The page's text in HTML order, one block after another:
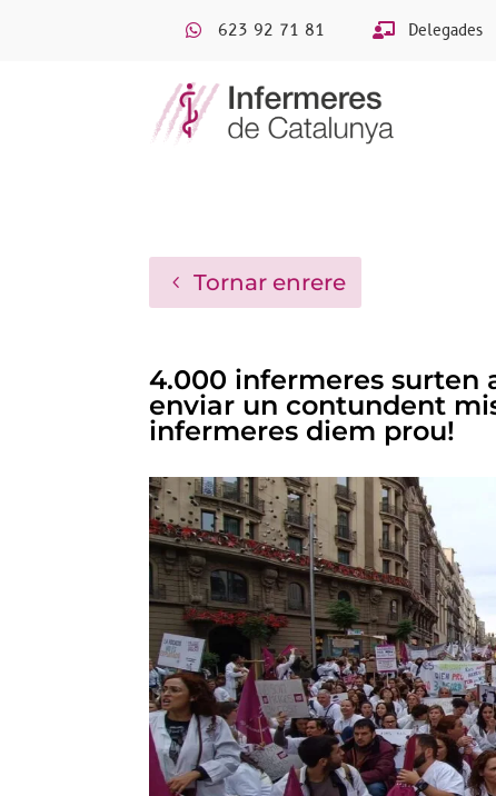
623 92 71 81 Delegades
Tornar enrere
4.000 infermeres surten
enviar un contundent
infermeres diem prou!